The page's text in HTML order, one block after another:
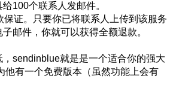
100个联系人发邮件。
保证。只要你已将联系人上传到该服务
邮件，你就可以获得全额退款。
sendinblue就是是一个适合你的强大
他有一个免费版本（虽然功能上会有